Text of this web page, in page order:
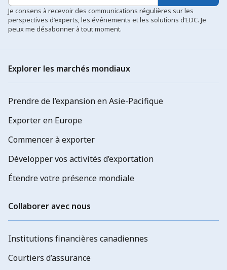
Je consens à recevoir des communications régulières sur les
perspectives d’experts, les événements et les solutions d’EDC. Je
peux me désabonner à tout moment.
Explorer les marchés mondiaux
Prendre de l’expansion en Asie-Pacifique
Exporter en Europe
Commencer à exporter
Développer vos activités d’exportation
Étendre votre présence mondiale
Collaborer avec nous
Institutions financières canadiennes
Courtiers d’assurance